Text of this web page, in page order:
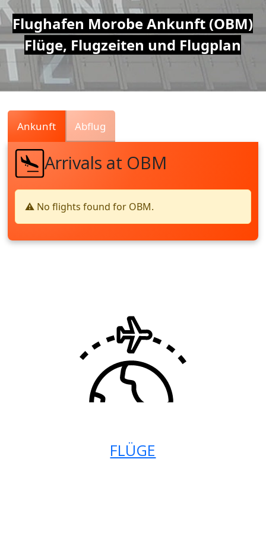
Air
Traffic
Live
Flughafen Morobe Ankunft (OBM)
Flüge, Flugzeiten und Flugplan
Ankunft Abflug
Arrivals at OBM
⚠️ No flights found for OBM.
FLÜGE